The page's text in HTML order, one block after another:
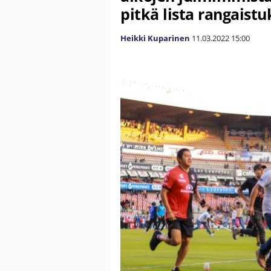
pitkä lista
Heikki Kuparinen 11.03.2022 15:00